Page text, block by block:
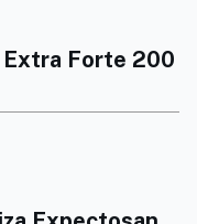
Forte 200